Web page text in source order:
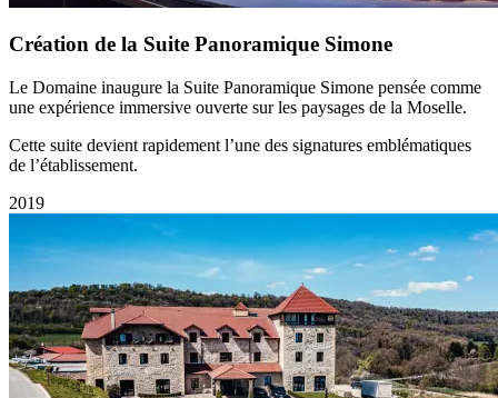
Création de la Suite Panoramique Simone
Le Domaine inaugure la Suite Panoramique Simone pensée comme
une expérience immersive ouverte sur les paysages de la Moselle.
Cette suite devient rapidement l’une des signatures emblématiques
de l’établissement.
2019